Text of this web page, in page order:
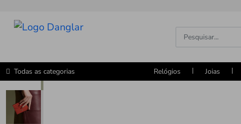
Todas as categorias Relógios Joias